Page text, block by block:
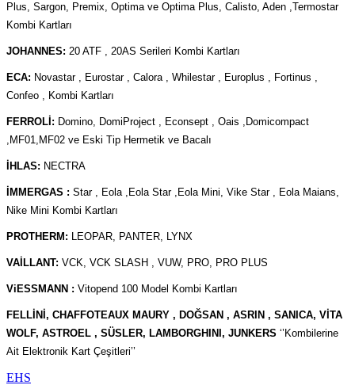
Plus, Sargon, Premix, Optima ve Optima Plus, Calisto, Aden ,Termostar
Kombi Kartları
JOHANNES: 20 ATF , 20AS Serileri Kombi Kartları
ECA: Novastar , Eurostar , Calora , Whilestar , Europlus , Fortinus ,
Confeo , Kombi Kartları
FERROLİ: Domino, DomiProject , Econsept , Oais ,Domicompact
,MF01,MF02 ve Eski Tip Hermetik ve Bacalı
İHLAS: NECTRA
İMMERGAS : Star , Eola ,Eola Star ,Eola Mini, Vike Star , Eola Maians,
Nike Mini Kombi Kartları
PROTHERM: LEOPAR, PANTER, LYNX
VAİLLANT: VCK, VCK SLASH , VUW, PRO, PRO PLUS
ViESSMANN : Vitopend 100 Model Kombi Kartları
FELLİNİ, CHAFFOTEAUX MAURY , DOĞSAN , ASRIN , SANICA, VİTA
WOLF, ASTROEL , SÜSLER, LAMBORGHINI, JUNKERS ‘’Kombilerine
Ait Elektronik Kart Çeşitleri’’
EHS